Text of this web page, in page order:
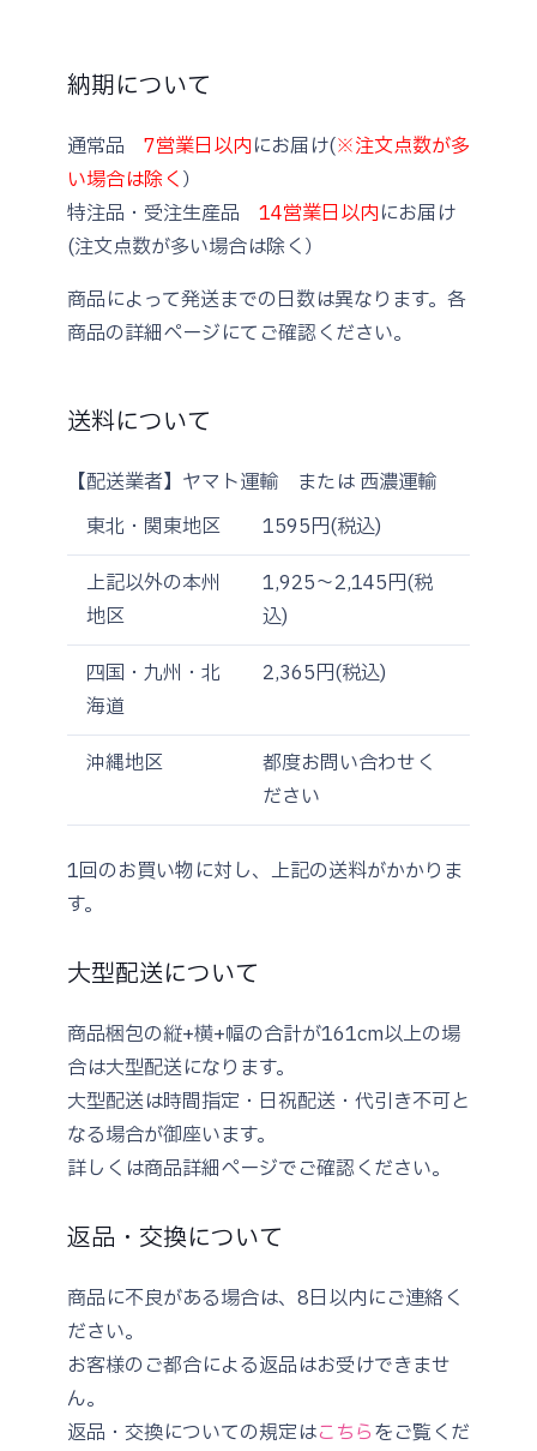
納期について
通常品 7営業日以内にお届け(※注文点数が多
い場合は除く）
特注品・受注生産品 14営業日以内にお届け
(注文点数が多い場合は除く）
商品によって発送までの日数は異なります。各
商品の詳細ページにてご確認ください。
送料について
【配送業者】ヤマト運輸 または 西濃運輸
東北・関東地区
1595円(税込)
上記以外の本州
地区
1,925～2,145円(税
込)
四国・九州・北
海道
2,365円(税込)
沖縄地区
都度お問い合わせく
ださい
1回のお買い物に対し、上記の送料がかかりま
す。
大型配送について
商品梱包の縦+横+幅の合計が161cm以上の場
合は大型配送になります。
大型配送は時間指定・日祝配送・代引き不可と
なる場合が御座います。
詳しくは商品詳細ページでご確認ください。
返品・交換について
商品に不良がある場合は、8日以内にご連絡く
ださい。
お客様のご都合による返品はお受けできませ
ん。
返品・交換についての規定はこちらをご覧くだ